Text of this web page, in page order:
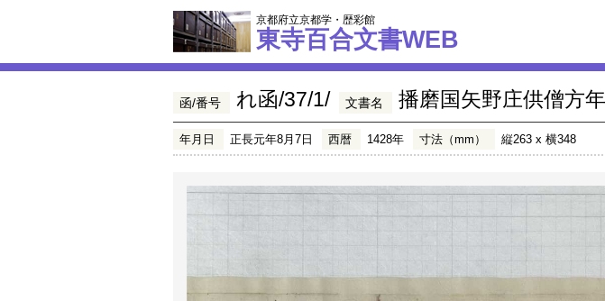
京都府立京都学・歴彩館
東寺百合文書WEB
函/番号 れ函/37/1/ 文書名 播磨国矢野庄供僧方
年月日 正長元年8月7日 西暦 1428年 寸法（mm） 縦263 x 横348